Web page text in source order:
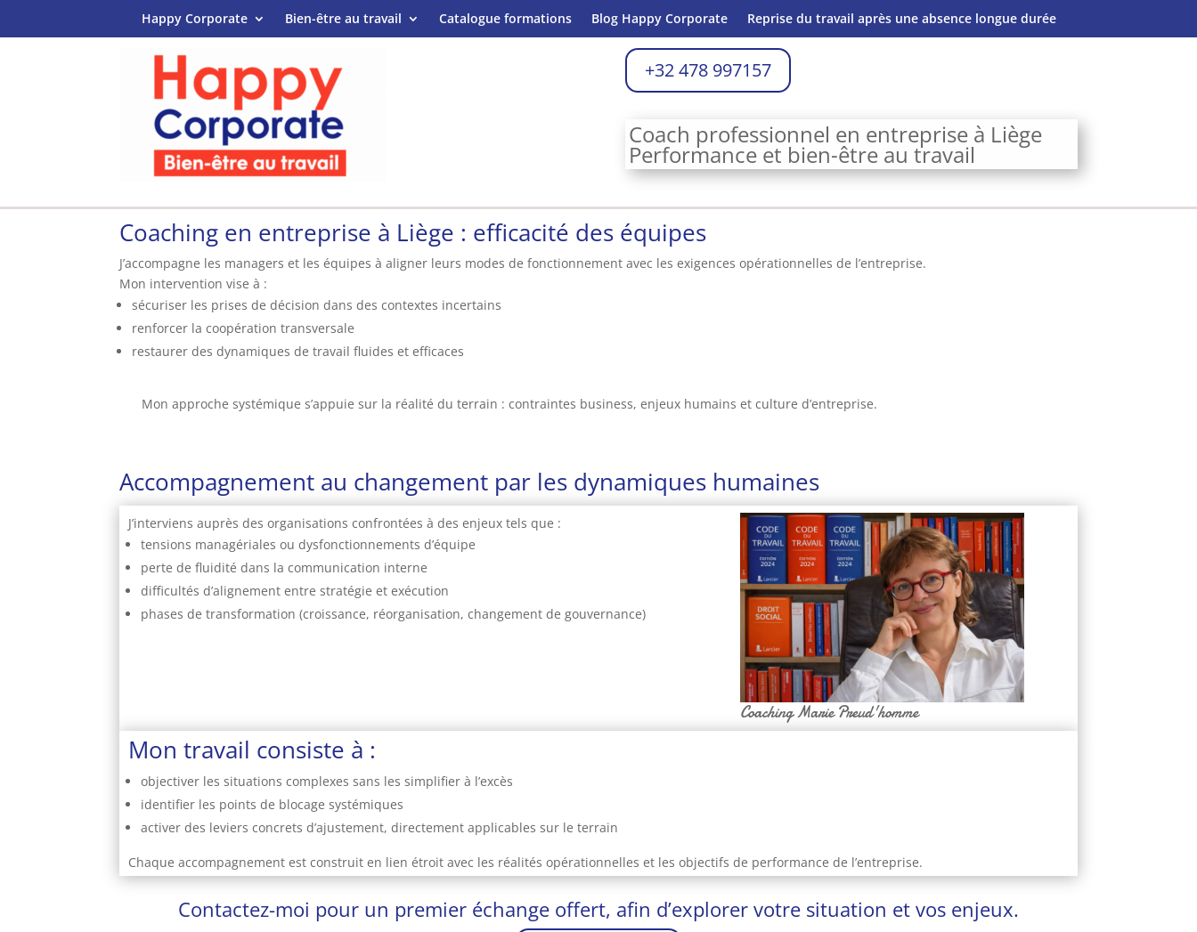
Happy Corporate Bien-être au travail Catalogue formations Blog Happy Corporate Reprise du travail après une absence longue durée
+32 478 997157
Coach professionnel en entreprise à Liège
Performance et bien-être au travail
Coaching en entreprise à Liège : efficacité des équipes
J’accompagne les managers et les équipes à aligner leurs modes de fonctionnement avec les exigences opérationnelles de l’entreprise.
Mon intervention vise à :
sécuriser les prises de décision dans des contextes incertains
renforcer la coopération transversale
restaurer des dynamiques de travail fluides et efficaces
Mon approche systémique s’appuie sur la réalité du terrain : contraintes business, enjeux humains et culture d’entreprise.
Accompagnement au changement par les dynamiques humaines
J’interviens auprès des organisations confrontées à des enjeux tels que :
tensions managériales ou dysfonctionnements d’équipe
perte de fluidité dans la communication interne
difficultés d’alignement entre stratégie et exécution
phases de transformation (croissance, réorganisation, changement de gouvernance)
Coaching Marie Preud'homme
Mon travail consiste à :
objectiver les situations complexes sans les simplifier à l’excès
identifier les points de blocage systémiques
activer des leviers concrets d’ajustement, directement applicables sur le terrain
Chaque accompagnement est construit en lien étroit avec les réalités opérationnelles et les objectifs de performance de l’entreprise.
Contactez-moi pour un premier échange offert, afin d’explorer votre situation et vos enjeux.